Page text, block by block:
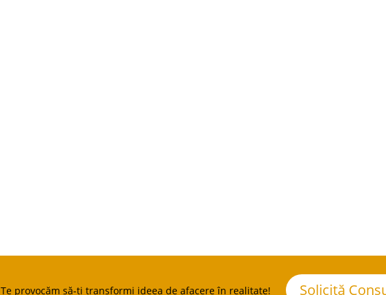
Te provocăm să-ți transformi ideea de afacere în realitate! Solicită